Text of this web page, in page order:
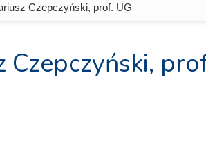
Czepczyński, prof. UG